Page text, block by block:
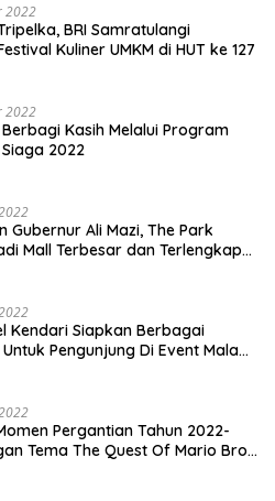
2022
BRI Samratulangi
Kuliner UMKM di HUT ke 127
2022
Kasih Melalui Program
2022
Gubernur Ali Mazi, The Park
Mall Terbesar dan Terlengkap
Kendari Siapkan Berbagai
Pengunjung Di Event Malam
Pergantian Tahun 2022-
Tema The Quest Of Mario Bros